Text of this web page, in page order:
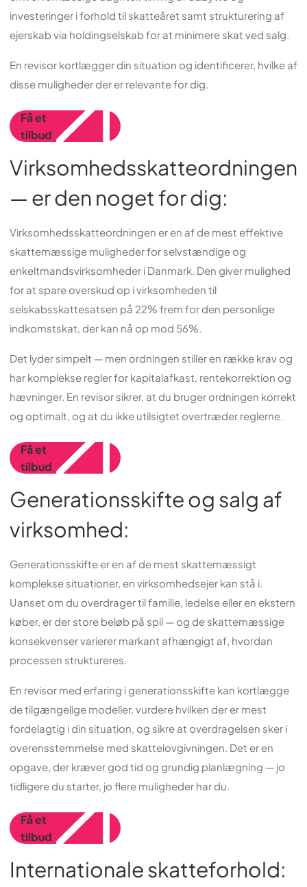
investeringer i forhold til skatteåret samt strukturering af
ejerskab via holdingselskab for at minimere skat ved salg.
En revisor kortlægger din situation og identificerer, hvilke af
disse muligheder der er relevante for dig.
Få et
tilbud
Virksomhedsskatteordningen
— er den noget for dig:
Virksomhedsskatteordningen er en af de mest effektive
skattemæssige muligheder for selvstændige og
enkeltmandsvirksomheder i Danmark. Den giver mulighed
for at spare overskud op i virksomheden til
selskabsskattesatsen på 22% frem for den personlige
indkomstskat, der kan nå op mod 56%.
Det lyder simpelt — men ordningen stiller en række krav og
har komplekse regler for kapitalafkast, rentekorrektion og
hævninger. En revisor sikrer, at du bruger ordningen korrekt
og optimalt, og at du ikke utilsigtet overtræder reglerne.
Få et
tilbud
Generationsskifte og salg af
virksomhed:
Generationsskifte er en af de mest skattemæssigt
komplekse situationer, en virksomhedsejer kan stå i.
Uanset om du overdrager til familie, ledelse eller en ekstern
køber, er der store beløb på spil — og de skattemæssige
konsekvenser varierer markant afhængigt af, hvordan
processen struktureres.
En revisor med erfaring i generationsskifte kan kortlægge
de tilgængelige modeller, vurdere hvilken der er mest
fordelagtig i din situation, og sikre at overdragelsen sker i
overensstemmelse med skattelovgivningen. Det er en
opgave, der kræver god tid og grundig planlægning — jo
tidligere du starter, jo flere muligheder har du.
Få et
tilbud
Internationale skatteforhold: